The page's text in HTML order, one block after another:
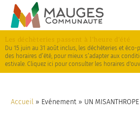
Skip
Aller
navigation
Plan
Les déchèteries passent à l'heure d'été
Du 15 juin au 31 août inclus, les déchèteries et
des horaires d’été, pour mieux s’adapter aux
estivale. Cliquez ici pour consulter les horaires
Accueil » Evénement » UN